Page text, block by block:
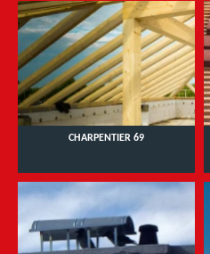
CHARPENTIER 69